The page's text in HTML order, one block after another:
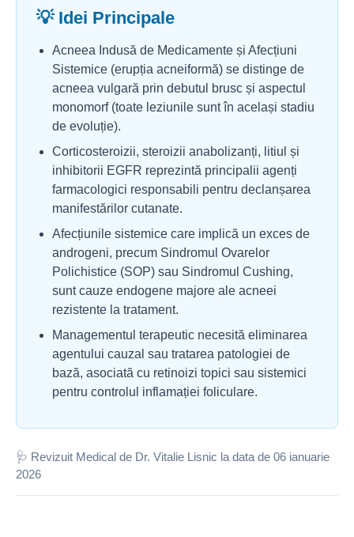
💡 Idei Principale
Acneea Indusă de Medicamente și Afecțiuni
Sistemice (erupția acneiformă) se distinge de
acneea vulgară prin debutul brusc și aspectul
monomorf (toate leziunile sunt în același stadiu
de evoluție).
Corticosteroizii, steroizii anabolizanți, litiul și
inhibitorii EGFR reprezintă principalii agenți
farmacologici responsabili pentru declanșarea
manifestărilor cutanate.
Afecțiunile sistemice care implică un exces de
androgeni, precum Sindromul Ovarelor
Polichistice (SOP) sau Sindromul Cushing,
sunt cauze endogene majore ale acneei
rezistente la tratament.
Managementul terapeutic necesită eliminarea
agentului cauzal sau tratarea patologiei de
bază, asociată cu retinoizi topici sau sistemici
pentru controlul inflamației foliculare.
🩺 Revizuit Medical de Dr. Vitalie Lisnic la data de 06 ianuarie
2026